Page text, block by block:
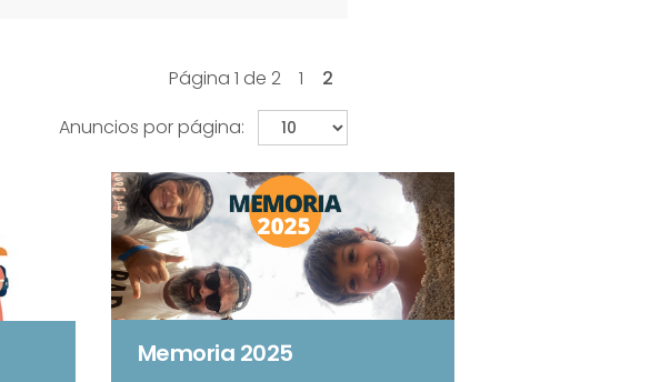
Página 1 de 2 1
2
Anuncios por página:
Memoria 2025